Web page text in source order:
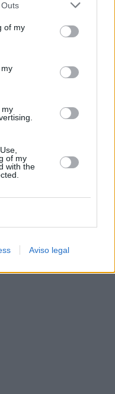
que algún
el derecho de
se aplicarán
en este sitio web o
of my
my
of my
with the
Aviso legal